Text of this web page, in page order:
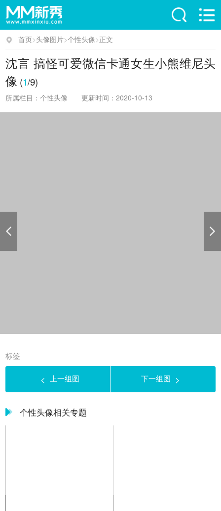
首页>头像图片>个性头像>正文
沈言 搞怪可爱微信卡通女生小熊维尼头
像 (1/9)
所属栏目：个性头像 更新时间：2020-10-13
标签
< 上一组图 下一组图 >
个性头像相关专题